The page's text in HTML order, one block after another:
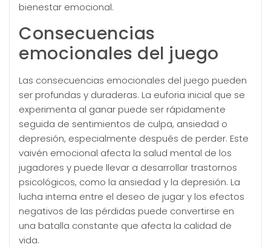
bienestar emocional.
Consecuencias
emocionales del juego
Las consecuencias emocionales del juego pueden
ser profundas y duraderas. La euforia inicial que se
experimenta al ganar puede ser rápidamente
seguida de sentimientos de culpa, ansiedad o
depresión, especialmente después de perder. Este
vaivén emocional afecta la salud mental de los
jugadores y puede llevar a desarrollar trastornos
psicológicos, como la ansiedad y la depresión. La
lucha interna entre el deseo de jugar y los efectos
negativos de las pérdidas puede convertirse en
una batalla constante que afecta la calidad de
vida.